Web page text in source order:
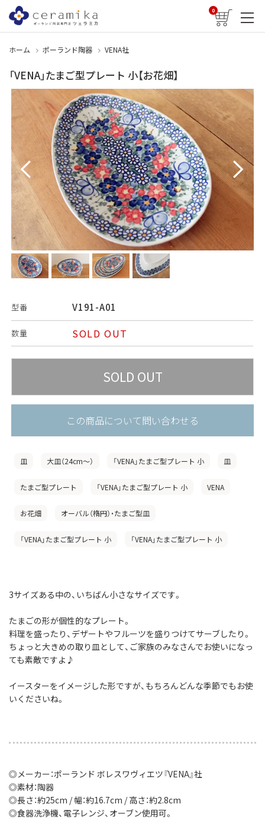
0
ホーム ポーランド陶器 VENA社
「VENA」たまご型プレート 小【お花畑】
型番 V191-A01
数量 SOLD OUT
この商品について問い合わせる
皿 大皿（24cm〜） 「VENA」たまご型プレート 小 皿
たまご型プレート 「VENA」たまご型プレート 小 VENA
お花畑 オーバル（楕円）・たまご型皿
「VENA」たまご型プレート 小 「VENA」たまご型プレート 小
3サイズある中の、いちばん小さなサイズです。
たまごの形が個性的なプレート。
料理を盛ったり、デザートやフルーツを盛りつけてサーブしたり。
ちょっと大きめの取り皿として、ご家族のみなさんでお使いになっ
ても素敵ですよ♪
イースターをイメージした形ですが、もちろんどんな季節でもお使
いくださいね。
◎メーカー：ポーランド ボレスワヴィエツ『VENA』社
◎素材：陶器
◎長さ：約25cm / 幅：約16.7cm / 高さ：約2.8cm
◎食器洗浄機、電子レンジ、オーブン使用可。